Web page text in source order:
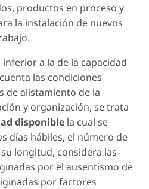
productos en proceso y
la instalación de nuevos
a la de la capacidad
las condiciones
de alistamiento de la
y organización, se trata
disponible la cual se
días hábiles, el número de
longitud, considera las
por el ausentismo de
por factores